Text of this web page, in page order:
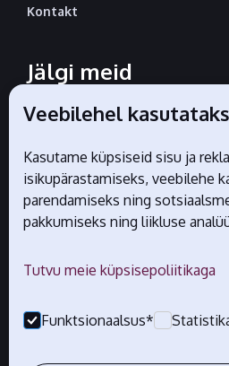
Kontakt
Jälgi meid
sotsiaalmeedias
Liidu
Veebilehel
Kasutame küpsiseid sisu ja
isikupärastamiseks, veebilehe
parendamiseks ning
pakkumiseks ning liikluse
Tutvu meie küpsisepoliitikaga
Funktsionaalsus*